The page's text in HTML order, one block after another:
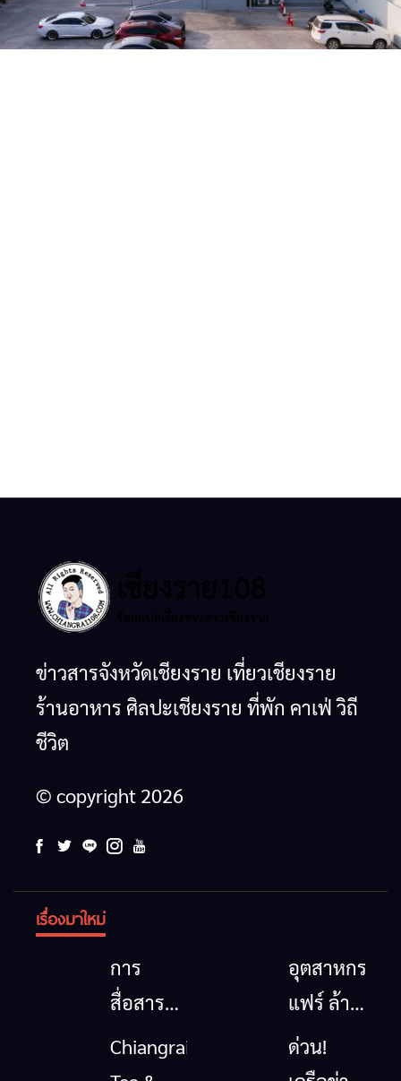
ข่าวสารจังหวัดเชียงราย เที่ยวเชียงราย
ร้านอาหาร ศิลปะเชียงราย ที่พัก คาเฟ่ วิถี
ชีวิต
© copyright 2026
เรื่องมาใหม่
การ
สื่อสาร
โทรคมนาคม
กรณีภัย
อุตสาหกรรม
แฟร์ ล้าน
นาตะวัน
ออก
Chiangrai
ด่วน!